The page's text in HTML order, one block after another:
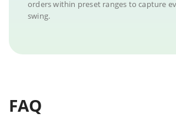
orders within preset ranges to capture
swing.
FAQ